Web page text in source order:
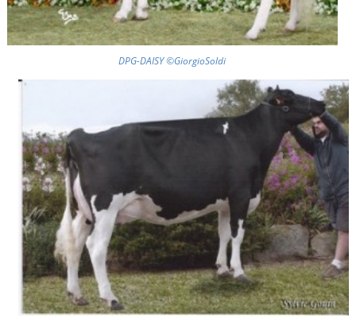
DPG-DAISY ©GiorgioSoldi